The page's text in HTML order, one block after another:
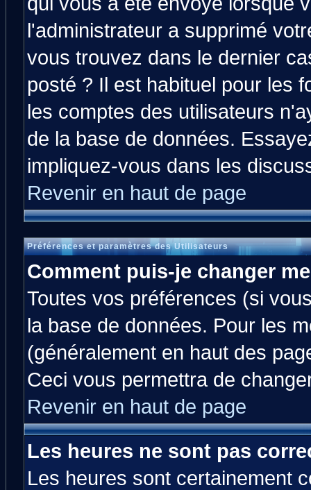
l'administrateur a supprimé
vous trouvez dans le dernier
posté ? Il est habituel pour les
les comptes des utilisateurs
de la base de données.
impliquez-vous dans les
Revenir en haut de page
Préférences et paramètres des Utilisateurs
Comment puis-je changer
Toutes vos préférences (si
la base de données. Pour les
(généralement en haut des
Ceci vous permettra de
Revenir en haut de page
Les heures ne sont pas
Les heures sont certainement